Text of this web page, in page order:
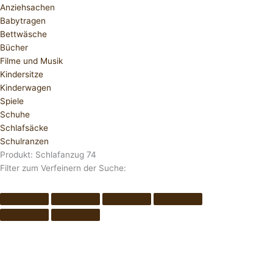
Anziehsachen
Babytragen
Bettwäsche
Bücher
Filme und Musik
Kindersitze
Kinderwagen
Spiele
Schuhe
Schlafsäcke
Schulranzen
Produkt: Schlafanzug 74
Filter zum Verfeinern der Suche: